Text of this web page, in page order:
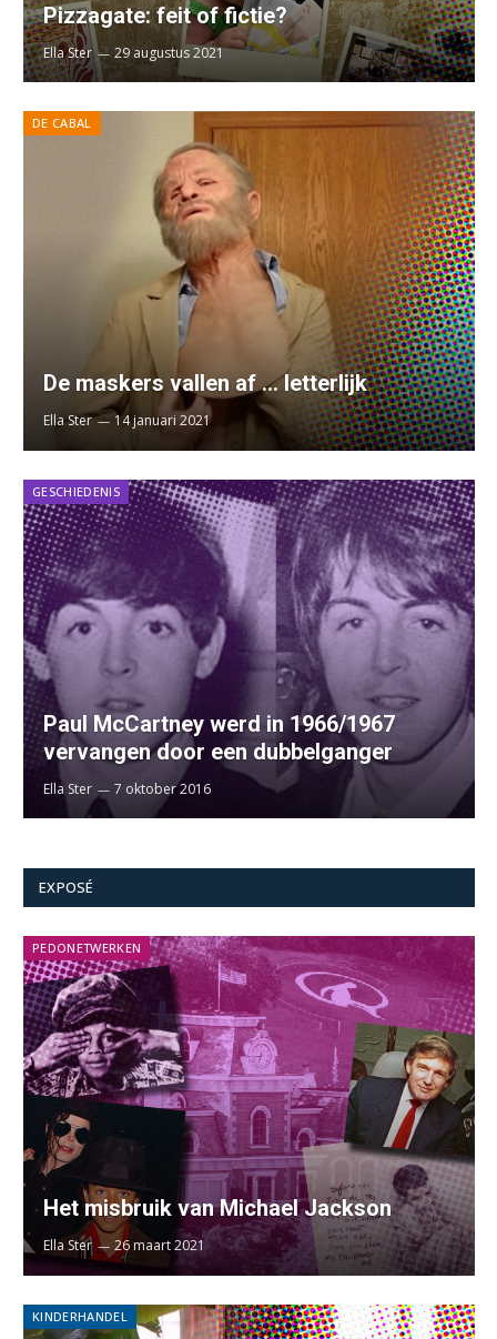
Pizzagate: feit of fictie?
Ella Ster 29 augustus 2021
DE CABAL
De maskers vallen af … letterlijk
Ella Ster 14 januari 2021
GESCHIEDENIS
Paul McCartney werd in 1966/1967
vervangen door een dubbelganger
Ella Ster 7 oktober 2016
EXPOSÉ
PEDONETWERKEN
Het misbruik van Michael Jackson
Ella Ster 26 maart 2021
KINDERHANDEL